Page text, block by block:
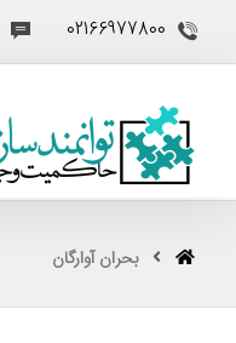
02166977800
بحران آوارگان